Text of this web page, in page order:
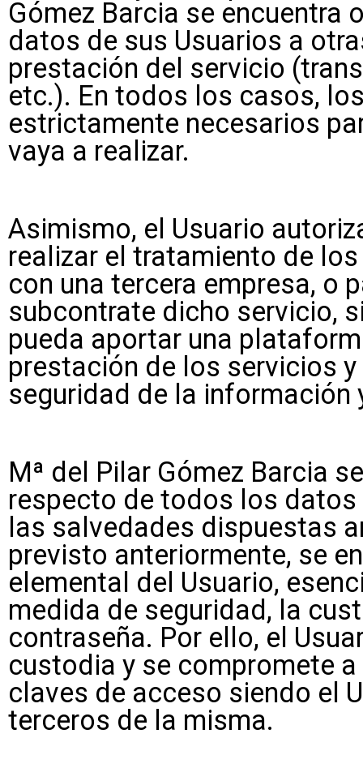
Gómez Barcia se
datos de sus Usuarios a
prestación del servicio
etc.). En todos los casos,
estrictamente necesarios
vaya a realizar.
Asimismo, el Usuario
realizar el tratamiento de
con una tercera empresa, o
subcontrate dicho servicio,
pueda aportar una
prestación de los servicios
seguridad de la información
Mª del Pilar Gómez Barcia
respecto de todos los
las salvedades dispuestas
previsto anteriormente, se
elemental del Usuario,
medida de seguridad, la
contraseña. Por ello, el
custodia y se compromete
claves de acceso siendo el
terceros de la misma.